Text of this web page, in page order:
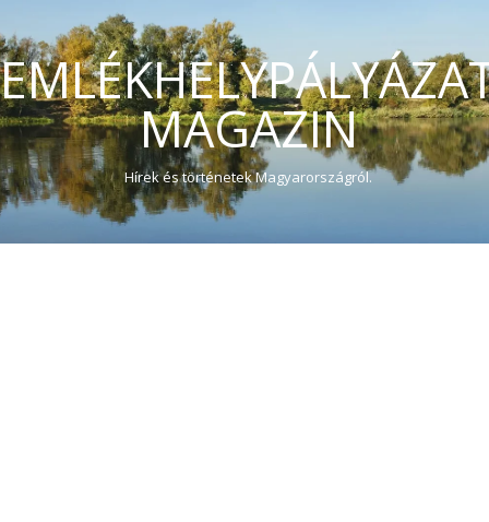
MAGAZIN
Hírek és történetek Magyarországról.